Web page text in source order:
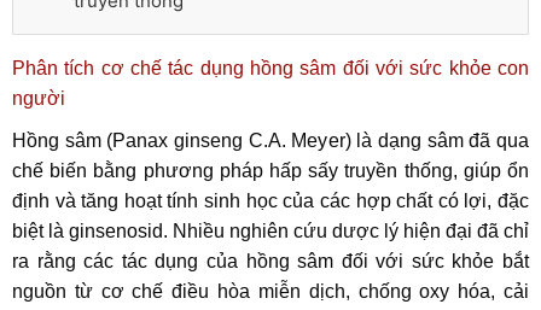
Phân tích cơ chế tác dụng hồng sâm đối với sức khỏe con
người
Hồng sâm (Panax ginseng C.A. Meyer) là dạng sâm đã qua
chế biến bằng phương pháp hấp sấy truyền thống, giúp ổn
định và tăng hoạt tính sinh học của các hợp chất có lợi, đặc
biệt là ginsenosid. Nhiều nghiên cứu dược lý hiện đại đã chỉ
ra rằng các tác dụng của hồng sâm đối với sức khỏe bắt
nguồn từ cơ chế điều hòa miễn dịch, chống oxy hóa, cải